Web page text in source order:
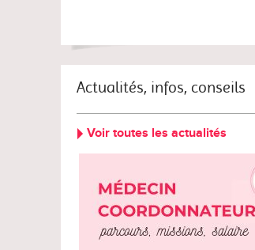
Actualités, infos, conseils
Voir toutes les actualités